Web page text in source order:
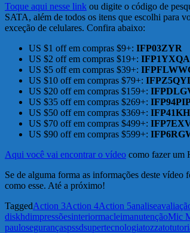
Toque aqui nesse link ou digite o código de
SATA, além de todos os itens que escolhi para
exceção de celulares. Confira abaixo:
US $1 off em compras $9+: IFP03ZYR
US $2 off em compras $19+: IFP1YXQA
US $5 off em compras $39+:
US $10 off em compras $79+:
US $20 off em compras $159+:
US $35 off em compras $269+:
US $50 off em compras $369+:
US $70 off em compras $499+:
US $90 off em compras $599+:
Aqui você vai encontrar o vídeo como fazer um
Se de alguma forma as informações deste
como esse. Até a próximo!
TaggedAction 3Action 4Action 5analise
diskhdimpressõesinteriormacleimanutençãoMic
paulosegurançaspssdsupertecnologiatozzato